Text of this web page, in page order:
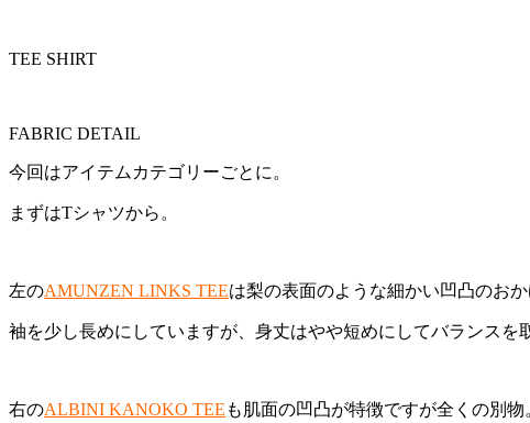
TEE SHIRT
FABRIC DETAIL
今回はアイテムカテゴリーごとに。
まずはTシャツから。
左のAMUNZEN LINKS TEEは梨の表面のような細かい凹凸のお
袖を少し長めにしていますが、身丈はやや短めにしてバランスを
右のALBINI KANOKO TEE も肌面の凹凸が特徴ですが全くの別物